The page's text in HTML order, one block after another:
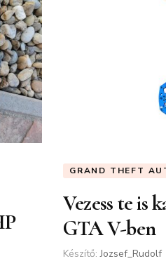
GRAND THEFT
Vezess te is
GTA V-ben
Készítő:Jozsef_Rudolf